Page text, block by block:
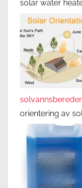
solar water
orientering av